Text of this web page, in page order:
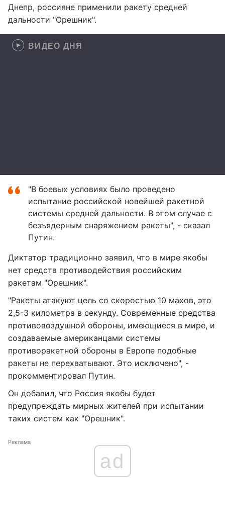
Днепр, россияне применили ракету средней
дальности "Орешник".
ВИДЕО ДНЯ
"В боевых условиях было проведено
испытание российской новейшей ракетной
системы средней дальности. В этом случае с
безъядерным снаряжением ракеты", - сказал
Путин.
Диктатор традиционно заявил, что в мире якобы
нет средств противодействия российским
ракетам "Орешник".
"Ракеты атакуют цель со скоростью 10 махов, это
2,5-3 километра в секунду. Современные средства
противовоздушной обороны, имеющиеся в мире, и
создаваемые американцами системы
противоракетной обороны в Европе подобные
ракеты не перехватывают. Это исключено", -
прокомментировал Путин.
Он добавил, что Россия якобы будет
предупреждать мирных жителей при испытании
таких систем как "Орешник".
Реклама
ad